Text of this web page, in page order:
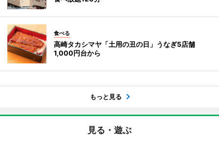
食べる
高崎タカシマヤ「土用の丑の日」うなぎ5店舗
1,000円台から
もっと見る
見る・遊ぶ